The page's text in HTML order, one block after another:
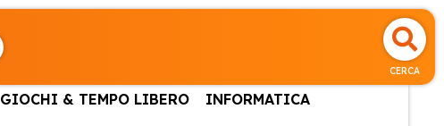
CERCA
GIOCHI & TEMPO LIBERO
INFORMATICA